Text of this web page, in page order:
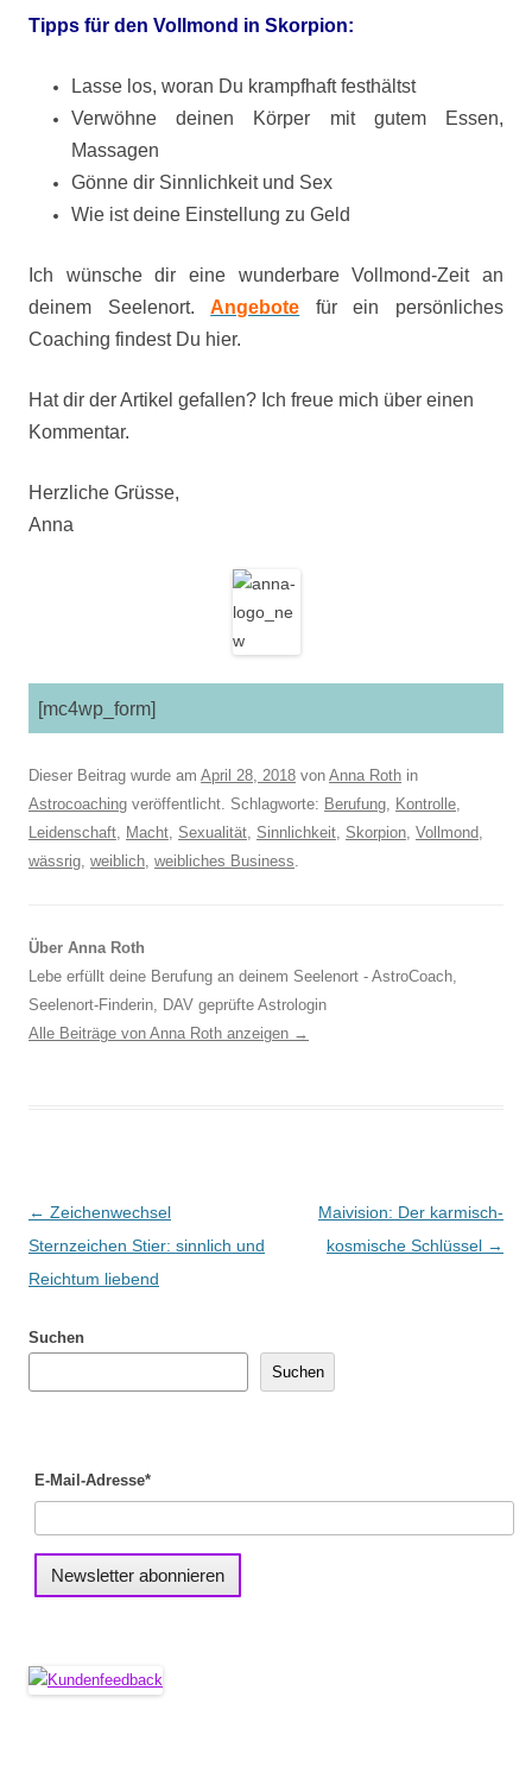
Tipps für den Vollmond in Skorpion:
Lasse los, woran Du krampfhaft festhältst
Verwöhne deinen Körper mit gutem Essen,
Massagen
Gönne dir Sinnlichkeit und Sex
Wie ist deine Einstellung zu Geld
Ich wünsche dir eine wunderbare Vollmond-Zeit an
deinem Seelenort.Angebote für ein persönliches
Coaching findest Du hier.
Hat dir der Artikel gefallen? Ich freue mich über einen
Kommentar.
Herzliche Grüsse,
Anna
[mc4wp_form]
Dieser Beitrag wurde am April 28, 2018 von Anna Roth in
Astrocoaching veröffentlicht. Schlagworte: Berufung, Kontrolle,
Leidenschaft, Macht, Sexualität, Sinnlichkeit, Skorpion, Vollmond,
wässrig, weiblich, weibliches Business.
Über Anna Roth
Lebe erfüllt deine Berufung an deinem Seelenort - AstroCoach,
Seelenort-Finderin, DAV geprüfte Astrologin
Alle Beiträge von Anna Roth anzeigen →
Beitragsnavigation
← Zeichenwechsel
Sternzeichen Stier: sinnlich und
Reichtum liebend
Maivision: Der karmisch-
kosmische Schlüssel →
Suchen
Suchen
E-Mail-Adresse*